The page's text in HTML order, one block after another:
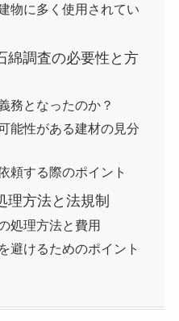
物に多く使用されてい
綿調査の必要性と方
務となったのか？
能性がある建材の見分
頼する際のポイント
理方法と法規制
処理方法と費用
避けるためのポイント